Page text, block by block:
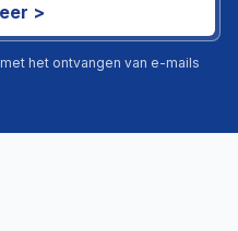
>
het ontvangen van e-mails